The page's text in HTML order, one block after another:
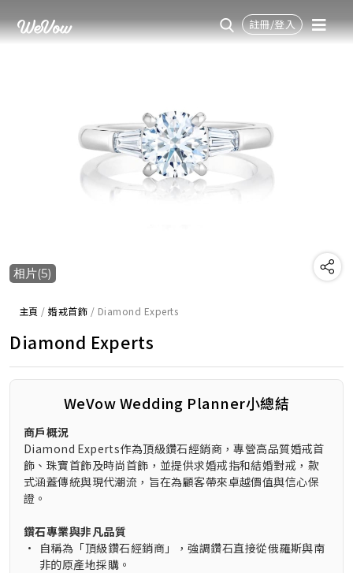
註冊/登入
相片(5)
主頁 /婚戒首飾 / Diamond Experts
Diamond Experts
WeVow Wedding Planner小總結
商戶概況
Diamond Experts作為頂級鑽石經銷商，專營高品質婚戒首
飾、珠寶首飾及時尚首飾，並提供求婚戒指和結婚對戒，款
式涵蓋傳統與現代潮流，旨在為顧客帶來卓越價值與信心保
證。
鑽石專業與非凡品質
•
自稱為「頂級鑽石經銷商」，強調鑽石直接從俄羅斯與南
非的原產地採購。